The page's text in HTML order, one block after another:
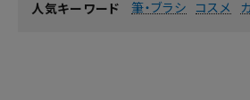
人気キーワード 筆・ブラシ コスメ